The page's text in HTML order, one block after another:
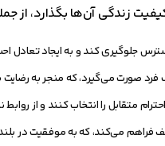
زندگی آن‌ها بگذارد، از
جلوگیری کند و به ایجاد
فرد صورت می‌گیرد، که منجر به
متقابل را انتخاب کنند و از روابط
فراهم می‌کند، که به موفقیت در